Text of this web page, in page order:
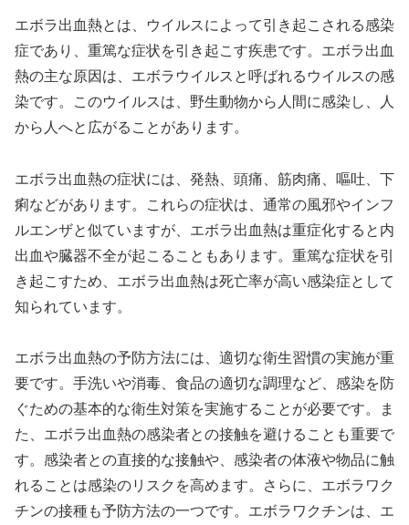
エボラ出血熱とは、ウイルスによって引き起こされる感染
症であり、重篤な症状を引き起こす疾患です。エボラ出血
熱の主な原因は、エボラウイルスと呼ばれるウイルスの感
染です。このウイルスは、野生動物から人間に感染し、人
から人へと広がることがあります。
エボラ出血熱の症状には、発熱、頭痛、筋肉痛、嘔吐、下
痢などがあります。これらの症状は、通常の風邪やインフ
ルエンザと似ていますが、エボラ出血熱は重症化すると内
出血や臓器不全が起こることもあります。重篤な症状を引
き起こすため、エボラ出血熱は死亡率が高い感染症として
知られています。
エボラ出血熱の予防方法には、適切な衛生習慣の実施が重
要です。手洗いや消毒、食品の適切な調理など、感染を防
ぐための基本的な衛生対策を実施することが必要です。ま
た、エボラ出血熱の感染者との接触を避けることも重要で
す。感染者との直接的な接触や、感染者の体液や物品に触
れることは感染のリスクを高めます。さらに、エボラワク
チンの接種も予防方法の一つです。エボラワクチンは、エ